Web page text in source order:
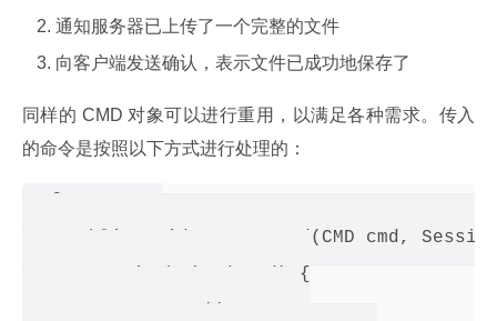
通知服务器已上传了一个完整的文件
向客户端发送确认，表示文件已成功地保存了
同样的 CMD 对象可以进行重用，以满足各种需求。传入
的命令是按照以下方式进行处理的：
public void processCmd(CMD cmd,
        switch (cmd.cmd) {